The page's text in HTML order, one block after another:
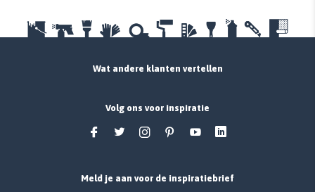
Wat andere klanten vertellen
Volg ons voor inspiratie
Meld je aan voor de inspiratiebrief